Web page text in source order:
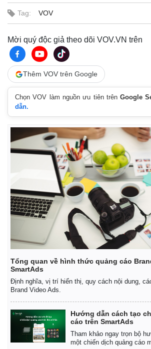
Quan sát
Cuộc sống đó đây
Hồ sơ
Video
Ảnh
E-
Tag: VOV
Mời quý độc giả theo dõi VOV.VN trên
Thêm VOV trên Google
Chọn VOV làm nguồn ưu tiên trênGoogle
dẫn.
Tổng quan về hình thức quảng cáo
SmartAds
Định nghĩa, vị trí hiển thị, quy cách nội dung,
Brand Video Ads.
Hướng dẫn cách tạo
cáo trên SmartAds
Tham khảo ngay trọn bộ
một chiến dịch quảng cáo